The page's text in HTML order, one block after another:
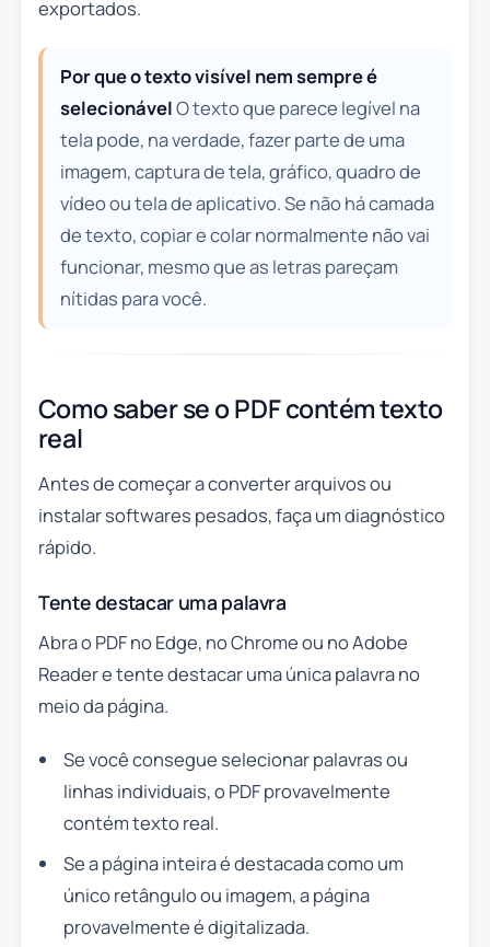
exportados.
Por que o texto visível nem sempre é
selecionávelO texto que parece legível na
tela pode, na verdade, fazer parte de uma
imagem, captura de tela, gráfico, quadro de
vídeo ou tela de aplicativo. Se não há camada
de texto, copiar e colar normalmente não vai
funcionar, mesmo que as letras pareçam
nítidas para você.
Como saber se o PDF contém texto
real
Antes de começar a converter arquivos ou
instalar softwares pesados, faça um diagnóstico
rápido.
Tente destacar uma palavra
Abra o PDF no Edge, no Chrome ou no Adobe
Reader e tente destacar uma única palavra no
meio da página.
Se você consegue selecionar palavras ou
linhas individuais, o PDF provavelmente
contém texto real.
Se a página inteira é destacada como um
único retângulo ou imagem, a página
provavelmente é digitalizada.